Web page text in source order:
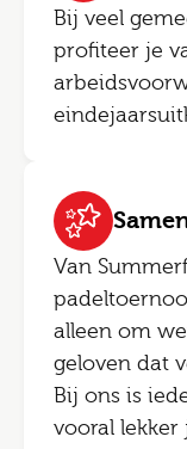
Bij veel
profiteer je
Van
alleen om
geloven dat
Bij ons is
vooral lekker